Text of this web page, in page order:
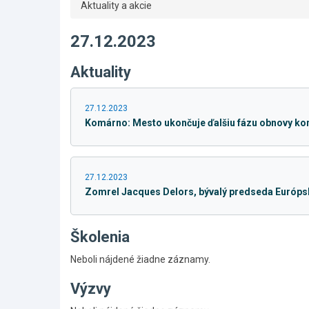
Aktuality a akcie
27.12.2023
Aktuality
27.12.2023
Komárno: Mesto ukončuje ďalšiu fázu obnovy
27.12.2023
Zomrel Jacques Delors, bývalý predseda
Školenia
Neboli nájdené žiadne záznamy.
Výzvy